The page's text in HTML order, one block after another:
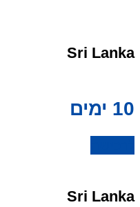
Sri Lanka
10 ימים
Sri Lanka